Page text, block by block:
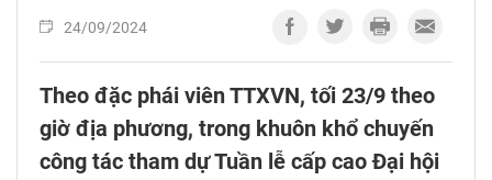
24/09/2024
Theo đặc phái viên TTXVN, tối 23/9 theo
giờ địa phương, trong khuôn khổ chuyến
công tác tham dự Tuần lễ cấp cao Đại hội